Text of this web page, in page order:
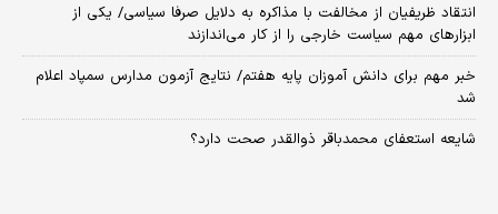
انتقاد ظریفیان از مخالفت با مذاکره به دلایل صرفا سیاسی/ یکی از
ابزارهای مهم سیاست خارجی را از کار می‌اندازند
خبر مهم برای دانش آموزان پایه هفتم/ نتایج آزمون مدارس سمپاد اعلام
شد
شایعه استعفای محمدباقر ذوالقدر صحت دارد؟